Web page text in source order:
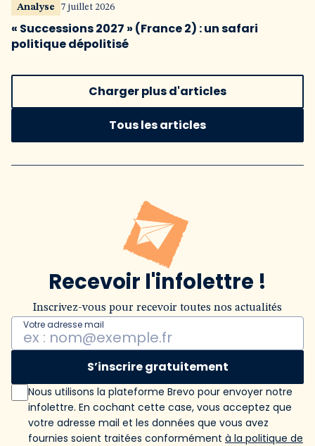
Analyse 7 juillet 2026
« Successions 2027 » (France 2) : un safari
politique dépolitisé
Charger plus d'articles
Tous les articles
Recevoir l'infolettre !
Inscrivez-vous pour recevoir toutes nos actualités
Votre adresse mail
S’inscrire gratuitement
Nous utilisons la plateforme Brevo pour envoyer notre
infolettre. En cochant cette case, vous acceptez que
votre adresse mail et les données que vous avez
fournies soient traitées conformément à la politique de